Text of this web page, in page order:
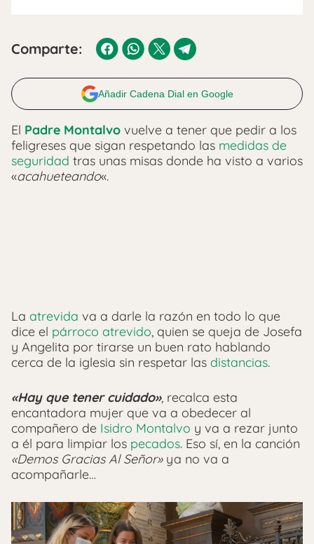
Comparte:
Añadir Cadena Dial en Google
El Padre Montalvo vuelve a tener que pedir a los
feligreses que sigan respetando las medidas de
seguridad tras unas misas donde ha visto a varios
«acahueteando«.
La atrevida va a darle la razón en todo lo que
dice el párroco atrevido, quien se queja de Josefa
y Angelita por tirarse un buen rato hablando
cerca de la iglesia sin respetar las distancias.
«Hay que tener cuidado», recalca esta
encantadora mujer que va a obedecer al
compañero de Isidro Montalvo y va a rezar junto
a él para limpiar los pecados. Eso sí, en la canción
«Demos Gracias Al Señor»ya no va a
acompañarle…